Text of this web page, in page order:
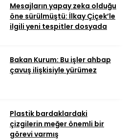
Mesajların yapay zeka olduğu
öne sürülmüştü: İlkay Çiçek’le
ilgili yeni tespitler dosyada
Bakan Kurum: Bu işler ahbap
çavuş ilişkisiyle yürümez
Plastik bardaklardaki
çizgilerin meğer önemli bir
görevi varmış